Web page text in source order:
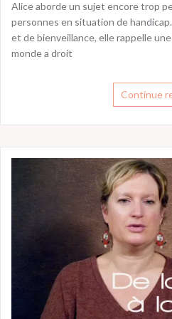
Alice aborde un sujet encore trop
personnes en situation de
et de bienveillance, elle rappelle
monde a droit
Continue